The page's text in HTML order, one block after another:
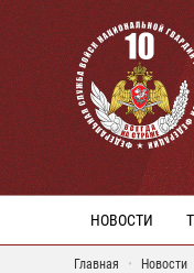
НОВОСТИ
Главная Новости